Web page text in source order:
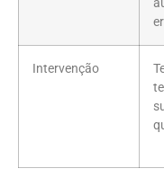
Intervenção